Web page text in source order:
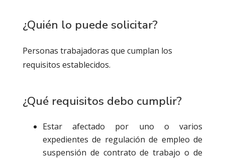
¿Quién lo puede solicitar?
Personas trabajadoras que cumplan los
requisitos establecidos.
¿Qué requisitos debo cumplir?
Estar afectado por uno o varios
expedientes de regulación de empleo de
suspensión de contrato de trabajo o de